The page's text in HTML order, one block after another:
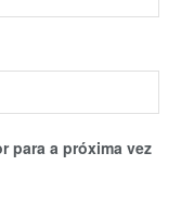
para a próxima vez